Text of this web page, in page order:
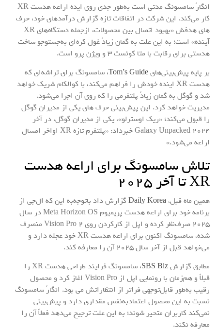
انگارً سامسونگ مدتی است به‌طور جدی روی ایده اراعه هدست XR
کار می‌کند. این شرکت در اتفاقات تازه گزارش درآمدهای خود، حرف
های هدفش «بهبود اتصال بین محصولات، ازجمله دستگاه‌های XR
آینده» است؛ به این علت به گمان زیادً غول کره‌ای به‌جستوجو ساخت
هدستی برای رقابت با متا کوئست 3 و ویژن پرو است.
بر پایه پیش‌بینی‌هایTom’s Guide، سامسونگ برای تراشه‌ای که
هدست XR اینده خودش را فراهم می‌کند، با کوالکام شریک خواهد
شد و گوگل به گمان زیادً پلتفرمی را که روی آن اجرا می‌شود،
مدیریت خواهد کرد. این پیش‌بینی حرف های یکی از مدیران گوگل
را قبول می‌کند؛ «ریک اوسترلو»، یکی از مدیران گوگل، در آخر
Galaxy Unpacked 2024 خبرداد: «پلتفرم تازه XR اواخر امسال
اراعه می‌شود.»
تلاش سامسونگ برای اراعه هدست
XR تا آخر 2025
همین ماه قبل، Daily Korea گزارش داد باتوجه‌به این که ال‌جی از
برنامه خود برای اراعه هدست پریمیوم Meta Horizon OS در سال
2025 صرف‌نظر کرده و اپل از کارکردن روی Vision Pro 2 منصرف
شده، سامسونگ اکنون برای اراعه هدست XR خود عجله دارد و
می‌خواهد قبل از آخر سال 2025 آن را معارفه کند.
مطابق گزارشSBS Biz
، سامسونگ فرایند طراحی هدست XR را
قبلاً و هم‌زمان با رونمایی اپل از Vision Pro اغاز کرد و محصول
رقیب به‌طور قابل‌توجهی فراتر از انتظاراتش می بود. انگارً سامسونگ
نسبت به این محصول اعتمادبه‌نفس مقداری دارد و پیش‌بینی
نمی‌کند کاربران متحیر شوند؛ به این علت ترجیح می‌دهد فعلاً آن را
معارفه نکند.